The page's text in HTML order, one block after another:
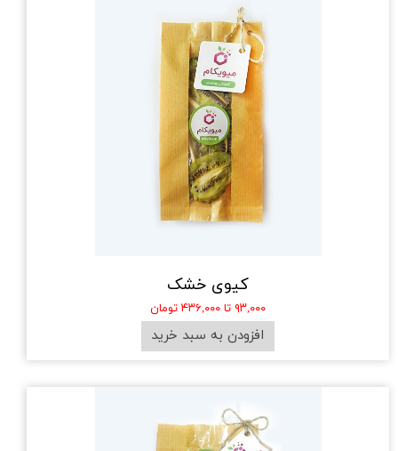
کیوی خشک
۹۳,۰۰۰ تا ۴۳۶,۰۰۰ تومان
افزودن به سبد خرید